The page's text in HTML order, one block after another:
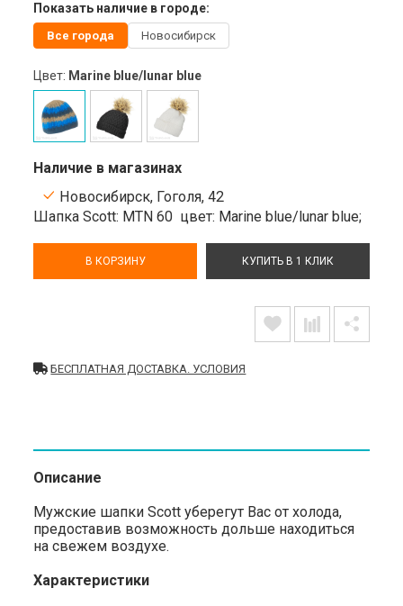
Показать наличие в городе:
Все города Новосибирск
Цвет: Marine blue/lunar blue
Наличие в магазинах
Новосибирск, Гоголя, 42
Шапка Scott: MTN 60 цвет: Marine blue/lunar blue;
В КОРЗИНУ КУПИТЬ В 1 КЛИК
БЕСПЛАТНАЯ ДОСТАВКА. УСЛОВИЯ
Описание
Мужские шапки Scott уберегут Вас от холода,
предоставив возможность дольше находиться
на свежем воздухе.
Характеристики